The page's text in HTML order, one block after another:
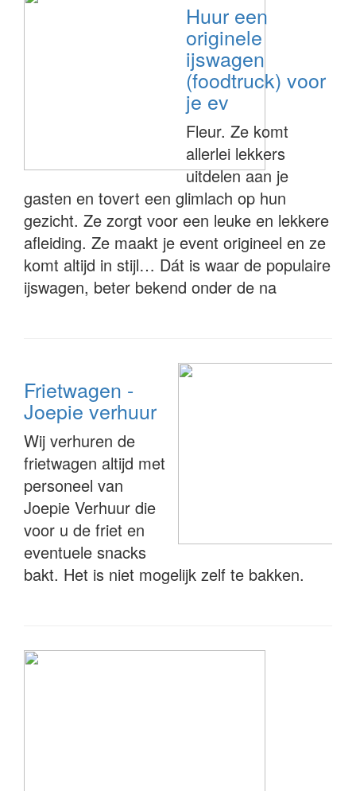
Huur een
originele
ijswagen
(foodtruck) voor
je ev
Fleur. Ze komt
allerlei lekkers
uitdelen aan je
gasten en tovert een glimlach op hun
gezicht. Ze zorgt voor een leuke en lekkere
afleiding. Ze maakt je event origineel en ze
komt altijd in stijl… Dát is waar de populaire
ijswagen, beter bekend onder de na
Frietwagen -
Joepie verhuur
Wij verhuren de
frietwagen altijd met
personeel van
Joepie Verhuur die
voor u de friet en
eventuele snacks
bakt. Het is niet mogelijk zelf te bakken.